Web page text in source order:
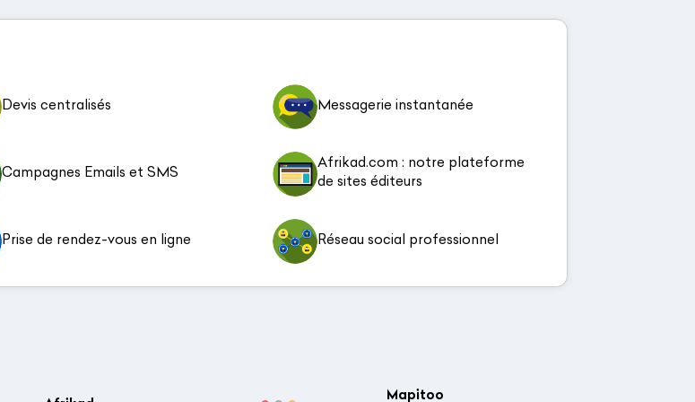
Devis centralisés Messagerie instantanée
Campagnes Emails et SMS
Afrikad.com : notre plateforme
de sites éditeurs
Prise de rendez-vous en ligne Réseau social professionnel
Mapitoo